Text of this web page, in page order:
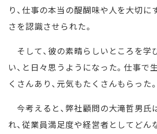
り、仕事の本当の醍醐味や人を大切に
さを認識させられた。
そして、彼の素晴らしいところを学
い、と日々思うようになった。仕事で
くさんあり、元気もたくさんもらった。
今考えると、弊社顧問の大滝哲男氏
れ、従業員満足度や経営者としてどん